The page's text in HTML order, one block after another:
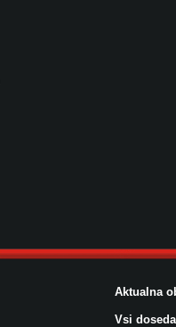
Aktualna
Vsi